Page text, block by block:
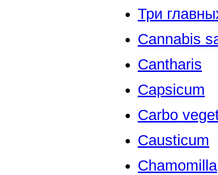
Три
Cannabis
Cantharis
Capsicum
Carbo
Causticum
Chamomilla